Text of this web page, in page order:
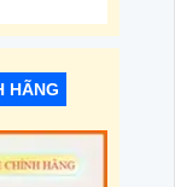
HÃNG